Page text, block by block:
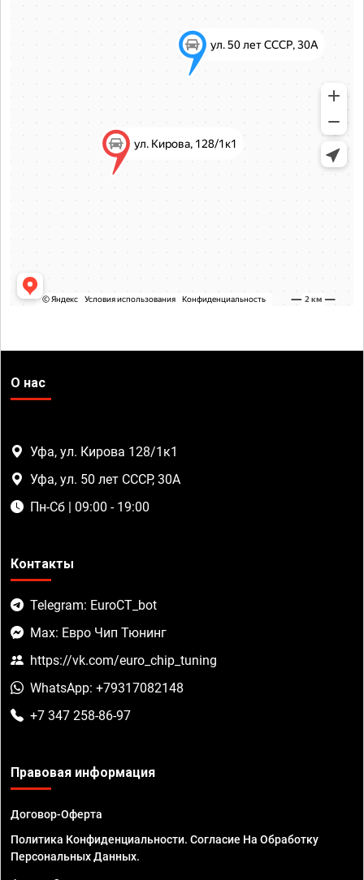
О нас
Уфа, ул. Кирова 128/1к1
Уфа, ул. 50 лет СССР, 30А
Пн-Сб | 09:00 - 19:00
Контакты
Telegram: EuroCT_bot
Max: Евро Чип Тюнинг
https://vk.com/euro_chip_tuning
WhatsApp: +79317082148
+7 347 258-86-97
Правовая информация
Договор-Оферта
Политика Конфиденциальности. Согласие На Обработку
Персональных Данных.